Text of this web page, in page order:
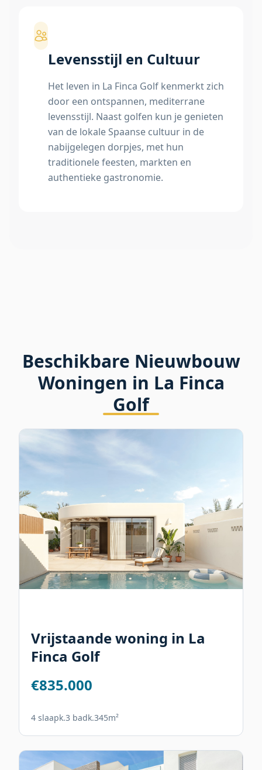
Levensstijl en Cultuur
Het leven in La Finca Golf kenmerkt zich
door een ontspannen, mediterrane
levensstijl. Naast golfen kun je genieten
van de lokale Spaanse cultuur in de
nabijgelegen dorpjes, met hun
traditionele feesten, markten en
authentieke gastronomie.
Beschikbare Nieuwbouw
Woningen in La Finca
Golf
Vrijstaande woning in La
Finca Golf
€835.000
4 slaapk.3 badk.345m²